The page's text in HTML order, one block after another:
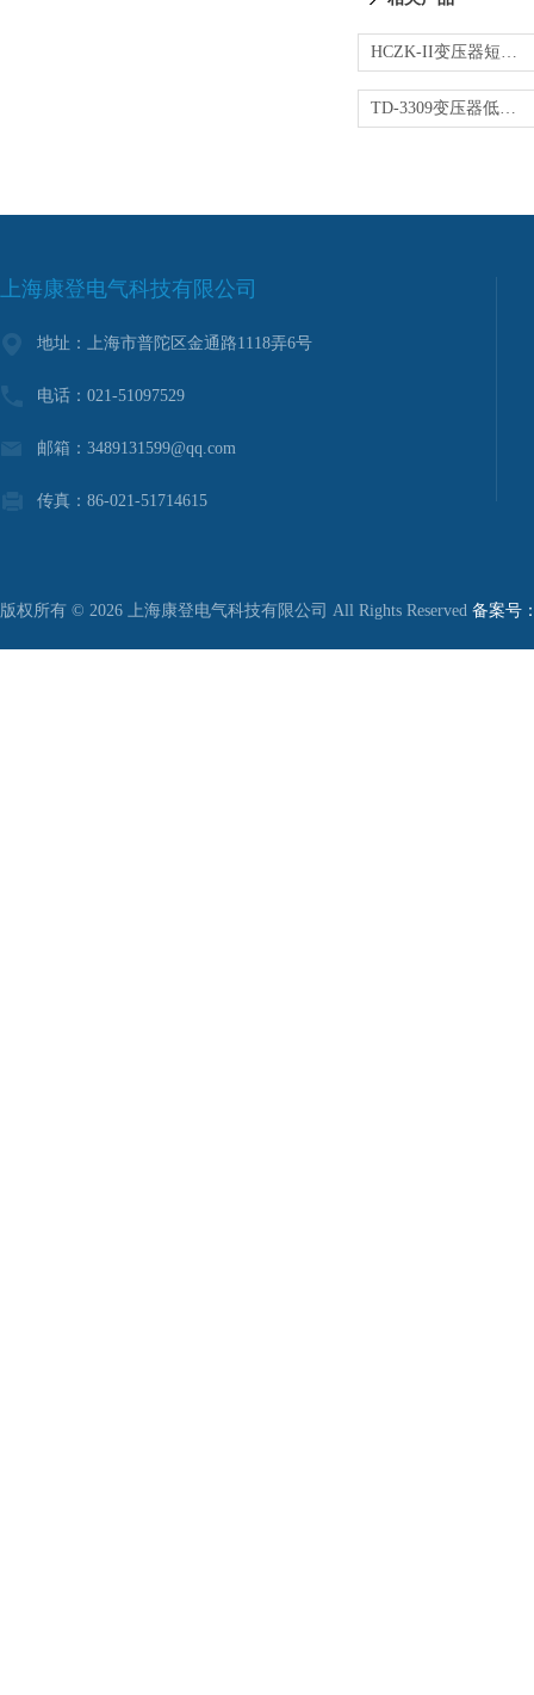
HCZK-II变压器短路阻抗测试仪
TD-3309变压器低电压短路阻抗测试仪
上海康登电气科技有限公司
地址：上海市普陀区金通路1118弄6号
电话：021-51097529
邮箱：3489131599@qq.com
传真：86-021-51714615
版权所有 © 2026 上海康登电气科技有限公司 All Rights Reserved 备案号